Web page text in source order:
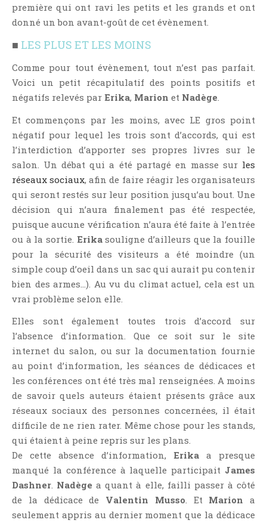
Biographie Fictionnelle
Bit-Lit
C'est Lundi, Que Lisez-Vous ?
Comédie
Conte
Contemporain
Coup De Coeur
Critiques Express
Développement Personnel
Drame
Dystopie
Epistolaire
Fraternité
Histoire De Vie
Historique
Jeunesse
LGBT
Light Novel
première qui ont ravi les petits et les grands et ont
donné un bon avant-goût de cet évènement.
■ LES PLUS ET LES MOINS
Comme pour tout évènement, tout n’est pas parfait.
Voici un petit récapitulatif des points positifs et
négatifs relevés par Erika, Marion et Nadège.
Et commençons par les moins, avec LE gros point
négatif pour lequel les trois sont d’accords, qui est
l’interdiction d’apporter ses propres livres sur le
salon. Un débat qui a été partagé en masse sur les
réseaux sociaux, afin de faire réagir les organisateurs
qui seront restés sur leur position jusqu’au bout. Une
décision qui n’aura finalement pas été respectée,
puisque aucune vérification n’aura été faite à l’entrée
ou à la sortie. Erikasouligne d’ailleurs que la fouille
pour la sécurité des visiteurs a été moindre (un
simple coup d’oeil dans un sac qui aurait pu contenir
bien des armes…). Au vu du climat actuel, cela est un
vrai problème selon elle.
Elles sont également toutes trois d’accord sur
l’absence d’information. Que ce soit sur le site
internet du salon, ou sur la documentation fournie
au point d’information, les séances de dédicaces et
les conférences ont été très mal renseignées. A moins
de savoir quels auteurs étaient présents grâce aux
réseaux sociaux des personnes concernées, il était
difficile de ne rien rater. Même chose pour les stands,
qui étaient à peine repris sur les plans.
De cette absence d’information, Erika a presque
manqué la conférence à laquelle participait James
Dashner. Nadège a quant à elle, failli passer à côté
de la dédicace de Valentin Musso. Et Marion a
seulement appris au dernier moment que la dédicace